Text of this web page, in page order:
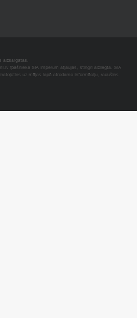
aizsargātas.
īpašnieka SIA Imperum atļaujas, stingri aizliegta. SIA
uz mājas lapā atrodamo informāciju, radušies